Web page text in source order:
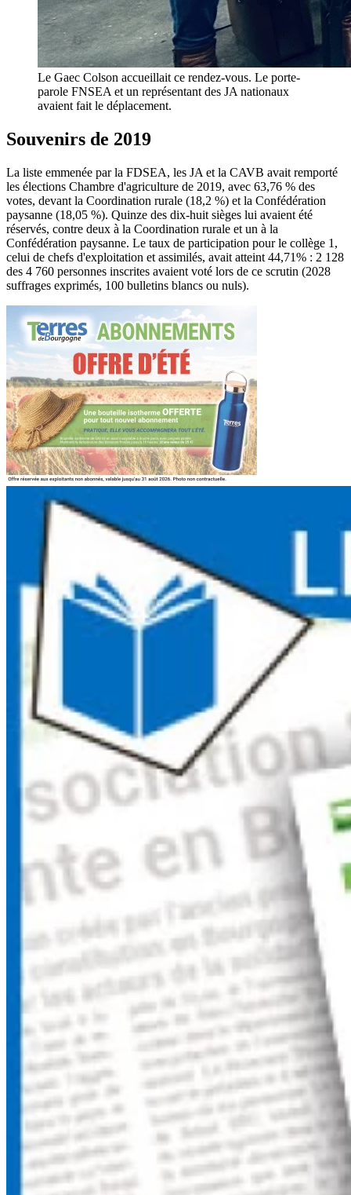
Le Gaec Colson accueillait ce rendez-vous. Le porte-
parole FNSEA et un représentant des JA nationaux
avaient fait le déplacement.
Souvenirs de 2019
La liste emmenée par la FDSEA, les JA et la CAVB avait remporté
les élections Chambre d'agriculture de 2019, avec 63,76 % des
votes, devant la Coordination rurale (18,2 %) et la Confédération
paysanne (18,05 %). Quinze des dix-huit sièges lui avaient été
réservés, contre deux à la Coordination rurale et un à la
Confédération paysanne. Le taux de participation pour le collège 1,
celui de chefs d'exploitation et assimilés, avait atteint 44,71% : 2 128
des 4 760 personnes inscrites avaient voté lors de ce scrutin (2028
suffrages exprimés, 100 bulletins blancs ou nuls).